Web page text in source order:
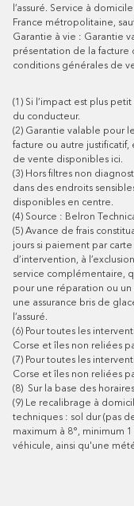
l’assuré. Service à
France métropolitaine,
Garantie à vie : Garantie
présentation de la facture
conditions générales de
(1) Si l’impact est plus
du conducteur.
(2) Garantie valable pour
facture ou autre
de vente disponibles ici.
(3) Hors filtres non
dans des endroits
disponibles en centre.
(4) Source : Belron
(5) Avance de frais
jours si paiement par
d’intervention, à
service complémentaire,
pour une réparation ou
une assurance bris de
l’assuré.
(6) Pour toutes les
Corse et îles non reliées
(7) Pour toutes les
Corse et îles non reliées
(8) Sur la base des
(9) Le recalibrage à
techniques : sol dur (pas
maximum à 8°, minimum
véhicule, ainsi qu'une